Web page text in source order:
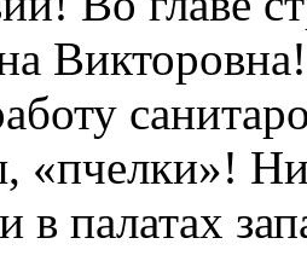
«пчелки»!
в палатах